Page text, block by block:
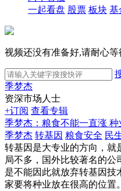
一起看盘 股票 板块 基
视频还没有准备好,请耐心等
季梦杰
资深市场人士
+订阅 查看专辑
季梦杰：粮食不能一直涨 种
季梦杰 转基因 粮食安全 民
转基因是大专业的方向，就
局不多，国外比较著名的公
是不能因此就放弃转基因技
家要将种业放在很高的位置